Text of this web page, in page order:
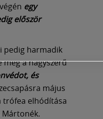
egy
először
pedig harmadik
a nagyszerű
és
május
trófea elhódítása